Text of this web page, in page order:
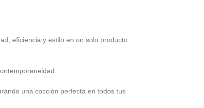
eficiencia y estilo en un solo producto
una cocción perfecta en todos tus